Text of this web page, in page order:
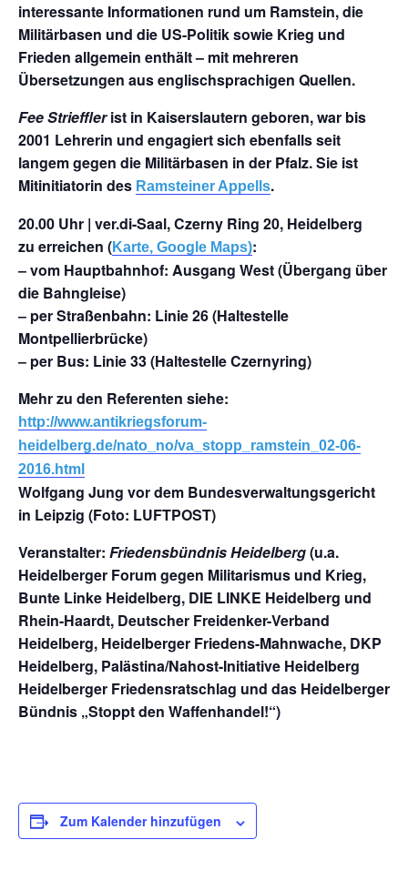
interessante Informationen rund um Ramstein, die
Militärbasen und die US-Politik sowie Krieg und
Frieden allgemein enthält – mit mehreren
Übersetzungen aus englischsprachigen Quellen.
Fee Striefflerist in Kaiserslautern geboren, war bis
2001 Lehrerin und engagiert sich ebenfalls seit
langem gegen die Militärbasen in der Pfalz. Sie ist
Mitinitiatorin des Ramsteiner Appells.
20.00 Uhr | ver.di-Saal, Czerny Ring 20, Heidelberg
zu erreichen (Karte, Google Maps):
‒ vom Hauptbahnhof: Ausgang West (Übergang über
die Bahngleise)
‒ per Straßenbahn: Linie 26 (Haltestelle
Montpellierbrücke)
‒ per Bus: Linie 33 (Haltestelle Czernyring)
Mehr zu den Referenten siehe:
http://www.antikriegsforum-
heidelberg.de/nato_no/va_stopp_ramstein_02-06-
2016.html
Wolfgang Jung vor dem Bundesverwaltungsgericht
in Leipzig (Foto: LUFTPOST)
Veranstalter: Friedensbündnis Heidelberg(u.a.
Heidelberger Forum gegen Militarismus und Krieg,
Bunte Linke Heidelberg, DIE LINKE Heidelberg und
Rhein-Haardt, Deutscher Freidenker-Verband
Heidelberg, Heidelberger Friedens-Mahnwache, DKP
Heidelberg, Palästina/Nahost-Initiative Heidelberg
Heidelberger Friedensratschlag und das Heidelberger
Bündnis „Stoppt den Waffenhandel!“)
Zum Kalender hinzufügen